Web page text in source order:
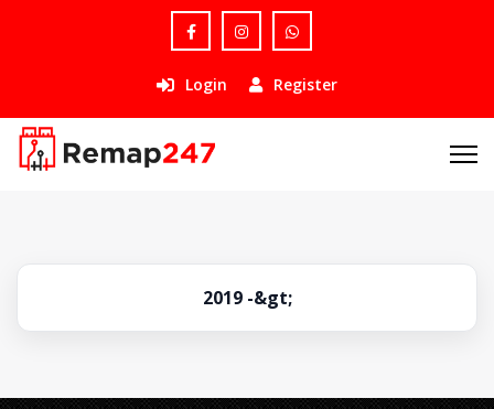
Login Register
2019 -&gt;